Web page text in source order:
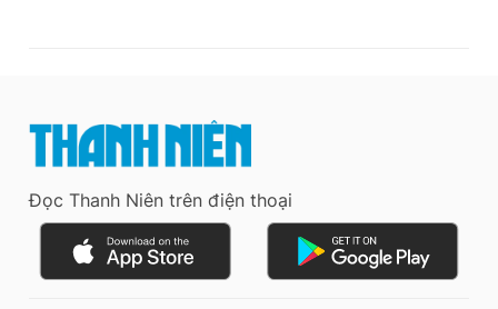
Đọc Thanh Niên trên điện thoại